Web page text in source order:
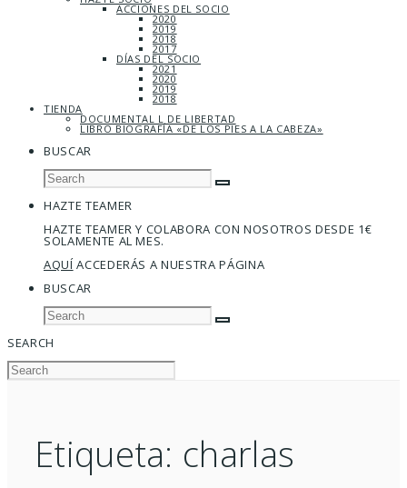
ACCIONES DEL SOCIO
2020
2019
2018
2017
DÍAS DEL SOCIO
2021
2020
2019
2018
TIENDA
DOCUMENTAL L DE LIBERTAD
LIBRO BIOGRAFÍA «DE LOS PIES A LA CABEZA»
BUSCAR
HAZTE TEAMER
HAZTE TEAMER Y COLABORA CON NOSOTROS DESDE 1€
SOLAMENTE AL MES.
AQUÍACCEDERÁS A NUESTRA PÁGINA
BUSCAR
SEARCH
Etiqueta: charlas